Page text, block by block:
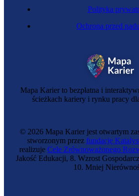
Zawód regulowany
Doradczyni podatkowa
Mapa Karier to bezpłatna i
ścieżkach kariery i rynku pracy
Polityka
Ochrona przed
© 2026 Mapa Karier jest otwartym
stworzonym przez fundację
realizuje Cele Zrównoważonego
Jakość Edukacji, 8. Wzrost
10. Mniej